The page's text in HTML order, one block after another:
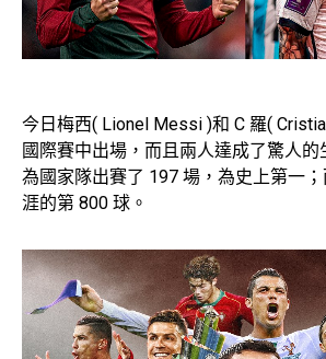
今日梅西( Lionel Messi )和 C 羅(
國際賽中出場，而且兩人達成了驚人
為國家隊出賽了 197 場，為史上第一
涯的第 800 球。